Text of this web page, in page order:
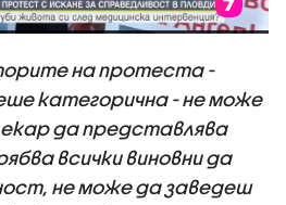
на протеста -
категорична - не може
да представлява
всички виновни да
не може да заведеш